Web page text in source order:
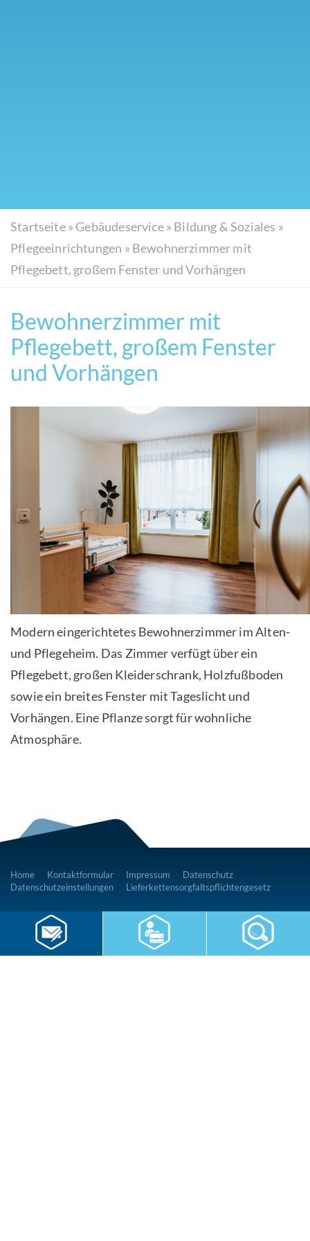
Startseite» Gebäudeservice» Bildung & Soziales »
Pflegeeinrichtungen » Bewohnerzimmer mit
Pflegebett, großem Fenster und Vorhängen
Bewohnerzimmer mit
Pflegebett, großem Fenster
und Vorhängen
Modern eingerichtetes Bewohnerzimmer im Alten-
und Pflegeheim. Das Zimmer verfügt über ein
Pflegebett, großen Kleiderschrank, Holzfußboden
sowie ein breites Fenster mit Tageslicht und
Vorhängen. Eine Pflanze sorgt für wohnliche
Atmosphäre.
Home Kontaktformular Impressum
Datenschutz
Datenschutzeinstellungen
Lieferkettensorgfaltspflichtengesetz
RWS Gruppe